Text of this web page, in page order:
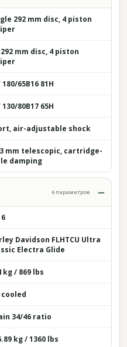
292 mm disc, 4 piston
292 mm disc, 4 piston
180/65B16 81H
130/80B17 65H
air-adjustable shock
mm telescopic, cartridge-
damping
6 параметров
Davidson FLHTCU Ultra
Electra Glide
kg / 869 lbs
34/46 ratio
kg / 1360 lbs